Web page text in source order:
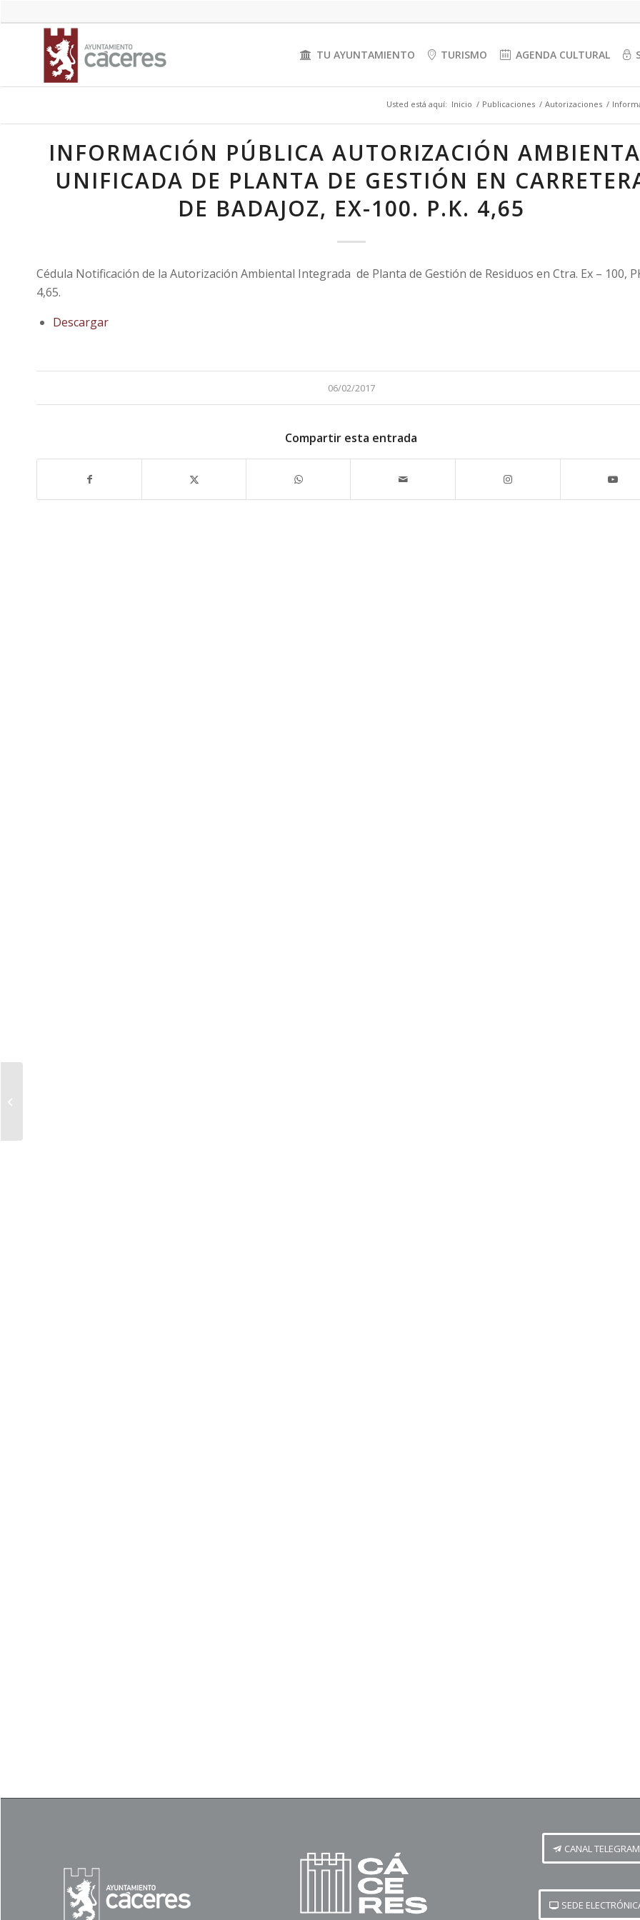
TU AYUNTAMIENTO TURISMO AGENDA CULTURAL
Usted está aquí: Inicio / Publicaciones / Autorizaciones /
INFORMACIÓN PÚBLICA AUTORIZACIÓN
UNIFICADA DE PLANTA DE GESTIÓN EN
DE BADAJOZ, EX-100. P.K. 4,65
Cédula Notificación de la Autorización Ambiental Integrada de Planta de Gestión de Residuos en Ctra. Ex – 100,
4,65.
Descargar
06/02/2017
Compartir esta entrada
CANAL TELEGRAM
SEDE